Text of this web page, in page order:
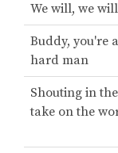
We will, we
Buddy, you're
hard man
Shouting in
take on the